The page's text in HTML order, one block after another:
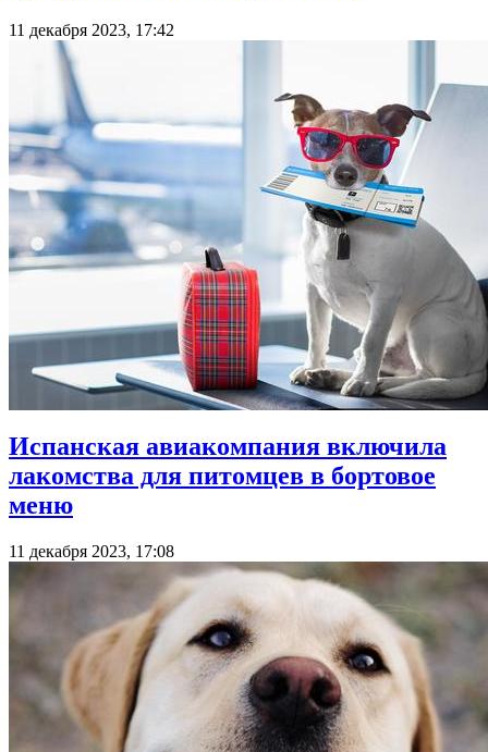
11 декабря 2023, 17:42
Испанская авиакомпания включила
лакомства для питомцев в бортовое
меню
11 декабря 2023, 17:08